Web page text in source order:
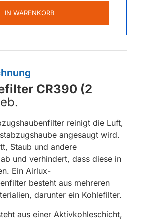
IN WARENKORB
CR390 (2
reinigt die Luft,
angesaugt wird.
Staub und andere
und verhindert, dass diese in
Ein Airlux-
besteht aus mehreren
darunter ein Kohlefilter.
aus einer Aktivkohleschicht,